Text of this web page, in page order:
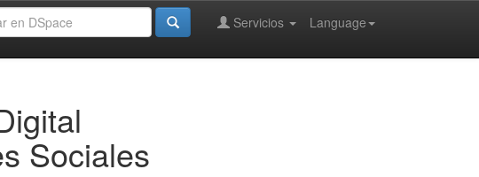
Language
Servicios
Sociales